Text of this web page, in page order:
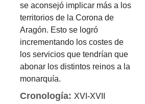
se aconsejó implicar más a los
territorios de la Corona de
Aragón. Esto se logró
incrementando los costes de
los servicios que tendrían que
abonar los distintos reinos a la
monarquía.
Cronología:XVI-XVII